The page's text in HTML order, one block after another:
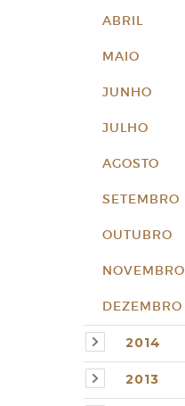
ABRIL
MAIO
JUNHO
JULHO
AGOSTO
SETEMBRO
OUTUBRO
NOVEMBRO
DEZEMBRO
2014
2013